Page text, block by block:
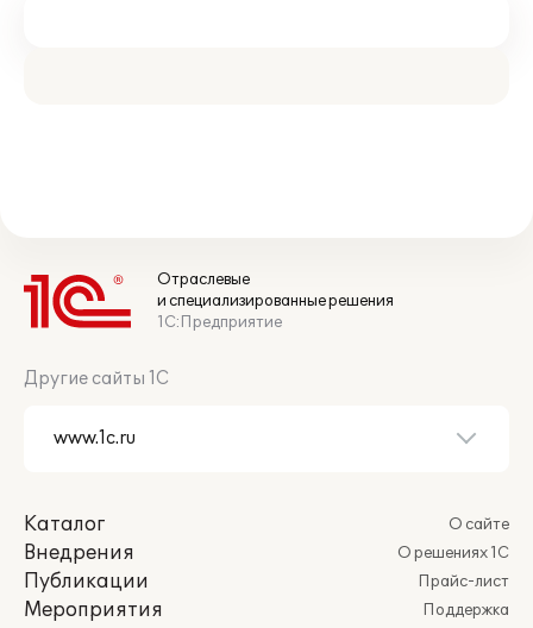
Отраслевые
и специализированные решения
1С:Предприятие
Другие сайты 1С
Каталог
Внедрения
Публикации
Мероприятия
О сайте
О решениях 1С
Прайс-лист
Поддержка